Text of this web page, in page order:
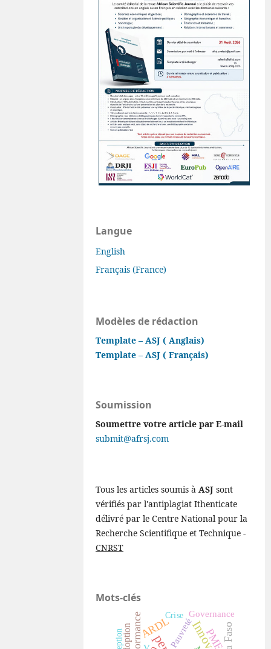
Langue
English
Français (France)
Modèles de rédaction
Template – ASJ ( Anglais)
Template – ASJ ( Français)
Soumission
Soumettre votre article par E-mail
submit@afrsj.com
Tous les articles soumis àASJ sont
vérifiés par l'antiplagiat Ithenticate
délivré par le Centre National pour la
Recherche Scientifique et Technique -
CNRST
Mots-clés
ARDL PME
Adoption Pauvreté
Governance
Crise